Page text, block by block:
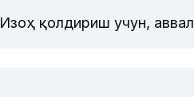
Изоҳ қолдириш учун, аввал